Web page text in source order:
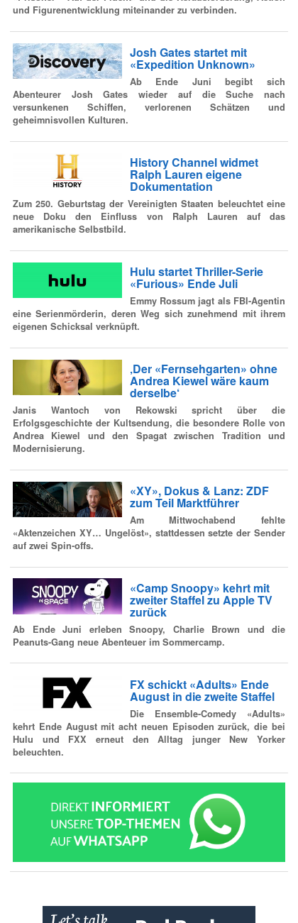
und Figurenentwicklung miteinander zu verbinden.
Josh Gates startet mit
«Expedition Unknown»
Ab Ende Juni begibt sich
Abenteurer Josh Gates wieder auf die Suche nach
versunkenen Schiffen, verlorenen Schätzen und
geheimnisvollen Kulturen.
History Channel widmet
Ralph Lauren eigene
Dokumentation
Zum 250. Geburtstag der Vereinigten Staaten beleuchtet eine
neue Doku den Einfluss von Ralph Lauren auf das
amerikanische Selbstbild.
Hulu startet Thriller-Serie
«Furious» Ende Juli
Emmy Rossum jagt als FBI-Agentin
eine Serienmörderin, deren Weg sich zunehmend mit ihrem
eigenen Schicksal verknüpft.
‚Der «Fernsehgarten» ohne
Andrea Kiewel wäre kaum
derselbe‘
Janis Wantoch von Rekowski spricht über die
Erfolgsgeschichte der Kultsendung, die besondere Rolle von
Andrea Kiewel und den Spagat zwischen Tradition und
Modernisierung.
«XY», Dokus & Lanz: ZDF
zum Teil Marktführer
Am Mittwochabend fehlte
«Aktenzeichen XY… Ungelöst», stattdessen setzte der Sender
auf zwei Spin-offs.
«Camp Snoopy» kehrt mit
zweiter Staffel zu Apple TV
zurück
Ab Ende Juni erleben Snoopy, Charlie Brown und die
Peanuts-Gang neue Abenteuer im Sommercamp.
FX schickt «Adults» Ende
August in die zweite Staffel
Die Ensemble-Comedy «Adults»
kehrt Ende August mit acht neuen Episoden zurück, die bei
Hulu und FXX erneut den Alltag junger New Yorker
beleuchten.